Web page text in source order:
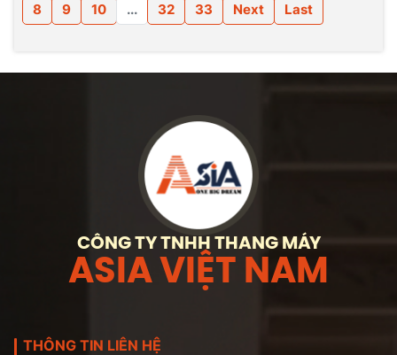
8
9 10 ... 32 33 Next Last
CÔNG TY TNHH THANG MÁY
ASIA VIỆT NAM
THÔNG TIN LIÊN HỆ